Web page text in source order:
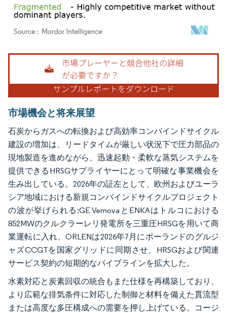
画像 © Mordor Intelligence。再利用にはCC BY 4.0の表示が必要です。
市場機会と将来展望
石炭からガスへの転換および高効率コンバインドサイクル
建設の増加は、リードタイムが厳しい状況下で圧力部品の
現地製造を進めながら、迅速起動・柔軟な蒸気システムを
提供できるHRSGサプライヤーにとって明確な事業機会を
生み出している。2026年の証左として、欧州およびユーラ
シア地域における新規コンバインドサイクルプロジェクト
の波が挙げられる:GE VernovaとENKAはトルコにおける
852MWのクルクラーレリ発電所を三重圧HRSGを用いて商
業運転に入れ、ORLENは2026年7月にポーランドのグルジ
ャズCCGTを国家グリッドに同期させ、HRSGおよび関連
サービス契約の短期的なパイプラインを拡大した。
水素対応と炭素回収の統合もまた仕様を再構築しており、
より広範な排気条件に対応した制御と材料を備えた貫流型
または高度な多圧構成への需要を押し上げている。コージ